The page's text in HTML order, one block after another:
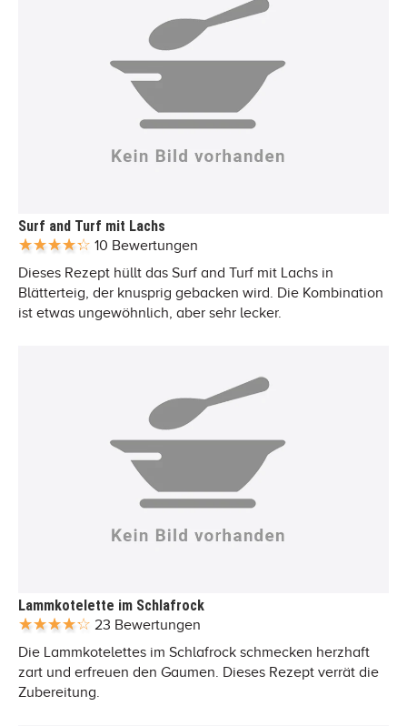
Surf and Turf mit Lachs
10 Bewertungen
Dieses Rezept hüllt das Surf and Turf mit Lachs in
Blätterteig, der knusprig gebacken wird. Die Kombination
ist etwas ungewöhnlich, aber sehr lecker.
Lammkotelette im Schlafrock
23 Bewertungen
Die Lammkotelettes im Schlafrock schmecken herzhaft
zart und erfreuen den Gaumen. Dieses Rezept verrät die
Zubereitung.